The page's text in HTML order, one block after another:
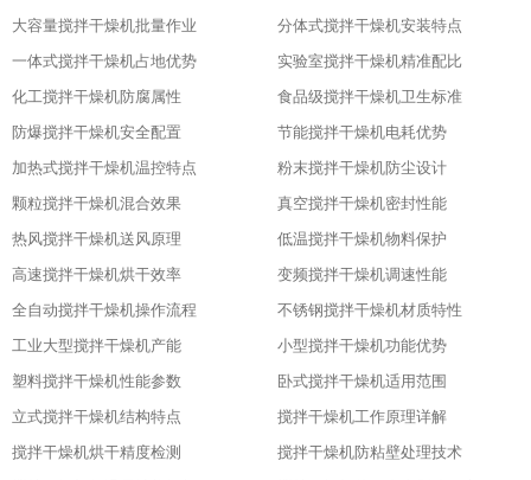
大容量搅拌干燥机批量作业
分体式搅拌干燥机安装特点
一体式搅拌干燥机占地优势
实验室搅拌干燥机精准配比
化工搅拌干燥机防腐属性
食品级搅拌干燥机卫生标准
防爆搅拌干燥机安全配置
节能搅拌干燥机电耗优势
加热式搅拌干燥机温控特点
粉末搅拌干燥机防尘设计
颗粒搅拌干燥机混合效果
真空搅拌干燥机密封性能
热风搅拌干燥机送风原理
低温搅拌干燥机物料保护
高速搅拌干燥机烘干效率
变频搅拌干燥机调速性能
全自动搅拌干燥机操作流程
不锈钢搅拌干燥机材质特性
工业大型搅拌干燥机产能
小型搅拌干燥机功能优势
塑料搅拌干燥机性能参数
卧式搅拌干燥机适用范围
立式搅拌干燥机结构特点
搅拌干燥机工作原理详解
搅拌干燥机烘干精度检测
搅拌干燥机防粘壁处理技术